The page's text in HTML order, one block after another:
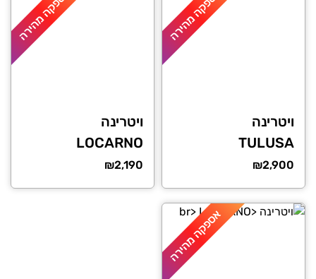
אספקה מהירה
ויטרינה
TULUSA
₪2,900
אספקה מהירה
ויטרינה
LOCARNO
₪2,190
אספקה מהירה